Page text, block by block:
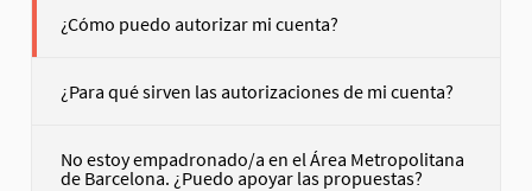
¿Cómo puedo autorizar mi cuenta?
¿Para qué sirven las autorizaciones de mi cuenta?
No estoy empadronado/a en el Área Metropolitana
de Barcelona. ¿Puedo apoyar las propuestas?